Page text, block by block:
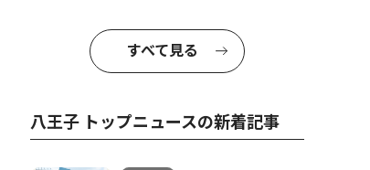
すべて見る
八王子 トップニュースの新着記事